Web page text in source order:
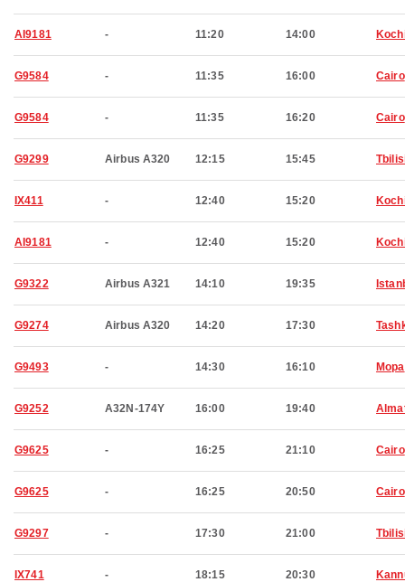
AI9181 - 11:20 14:00
G9584 - 11:35 16:00 Cairo
G9584 - 11:35 16:20 Cairo
G9299 Airbus A320 12:15 15:45
IX411 - 12:40 15:20
AI9181 - 12:40 15:20
G9322 Airbus A321 14:10 19:35
G9274 Airbus A320 14:20 17:30
G9493 - 14:30 16:10 Mopa
G9252 A32N-174Y 16:00 19:40
G9625 - 16:25 21:10 Cairo
G9625 - 16:25 20:50 Cairo
G9297 - 17:30 21:00
IX741 - 18:15 20:30